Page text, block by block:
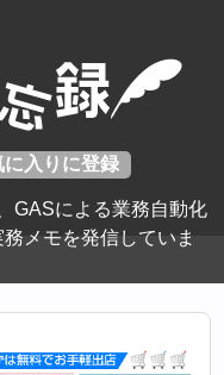
GASによる業務自動化
メモを発信していま